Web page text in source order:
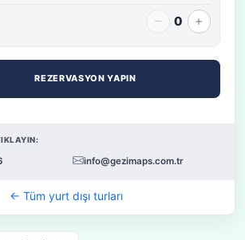
0
REZERVASYON YAPIN
info@gezimaps.com.tr
← Tüm yurt dışı turları